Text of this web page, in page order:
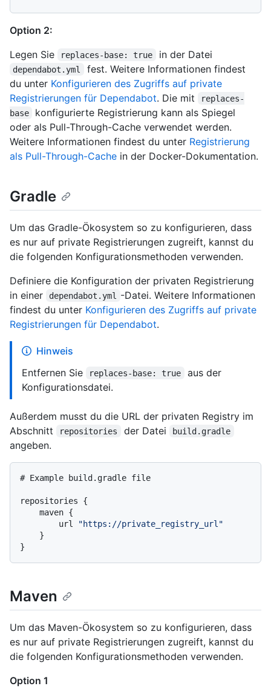
Option 2:
Legen Sie
replaces-base: true in der Datei
dependabot.yml
fest. Weitere Informationen findest
du unter Konfigurieren des Zugriffs auf private
Registrierungen für Dependabot. Die mit
replaces-
base
konfigurierte Registrierung kann als Spiegel
oder als Pull-Through-Cache verwendet werden.
Weitere Informationen findest du unter Registrierung
als Pull-Through-Cache in der Docker-Dokumentation.
Gradle
Um das Gradle-Ökosystem so zu konfigurieren, dass
es nur auf private Registrierungen zugreift, kannst du
die folgenden Konfigurationsmethoden verwenden.
Definiere die Konfiguration der privaten Registrierung
in einer
dependabot.yml
-Datei. Weitere Informationen
findest du unter Konfigurieren des Zugriffs auf private
Registrierungen für Dependabot.
Hinweis
Entfernen Sie
replaces-base: true
aus der
Konfigurationsdatei.
Außerdem musst du die URL der privaten Registry im
Abschnitt
repositories der Datei build.gradle
angeben.
# Example build.gradle file
repositories {
        url
"https://private_registry_url"
Maven
Um das Maven-Ökosystem so zu konfigurieren, dass
es nur auf private Registrierungen zugreift, kannst du
die folgenden Konfigurationsmethoden verwenden.
Option 1